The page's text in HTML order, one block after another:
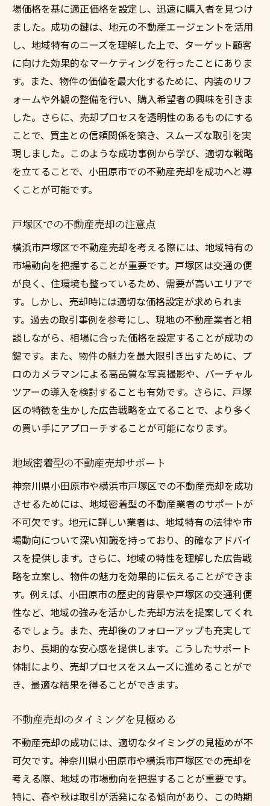
場価格を基に適正価格を設定し、迅速に購入者を見つけ
ました。成功の鍵は、地元の不動産エージェントを活用
し、地域特有のニーズを理解した上で、ターゲット顧客
に向けた効果的なマーケティングを行ったことにありま
す。また、物件の価値を最大化するために、内装のリフ
ォームや外観の整備を行い、購入希望者の興味を引きま
した。さらに、売却プロセスを透明性のあるものにする
ことで、買主との信頼関係を築き、スムーズな取引を実
現しました。このような成功事例から学び、適切な戦略
を立てることで、小田原市での不動産売却を成功へと導
くことが可能です。
戸塚区での不動産売却の注意点
横浜市戸塚区で不動産売却を考える際には、地域特有の
市場動向を把握することが重要です。戸塚区は交通の便
が良く、住環境も整っているため、需要が高いエリアで
す。しかし、売却時には適切な価格設定が求められま
す。過去の取引事例を参考にし、現地の不動産業者と相
談しながら、相場に合った価格を設定することが成功の
鍵です。また、物件の魅力を最大限引き出すために、プ
ロのカメラマンによる高品質な写真撮影や、バーチャル
ツアーの導入を検討することも有効です。さらに、戸塚
区の特徴を生かした広告戦略を立てることで、より多く
の買い手にアプローチすることが可能になります。
地域密着型の不動産売却サポート
神奈川県小田原市や横浜市戸塚区での不動産売却を成功
させるためには、地域密着型の不動産業者のサポートが
不可欠です。地元に詳しい業者は、地域特有の法律や市
場動向について深い知識を持っており、的確なアドバイ
スを提供します。さらに、地域の特性を理解した広告戦
略を立案し、物件の魅力を効果的に伝えることができま
す。例えば、小田原市の歴史的背景や戸塚区の交通利便
性など、地域の強みを活かした売却方法を提案してくれ
るでしょう。また、売却後のフォローアップも充実して
おり、長期的な安心感を提供します。こうしたサポート
体制により、売却プロセスをスムーズに進めることがで
き、最適な結果を得ることができます。
不動産売却のタイミングを見極める
不動産売却の成功には、適切なタイミングの見極めが不
可欠です。神奈川県小田原市や横浜市戸塚区での売却を
考える際、地域の市場動向を把握することが重要です。
特に、春や秋は取引が活発になる傾向があり、この時期